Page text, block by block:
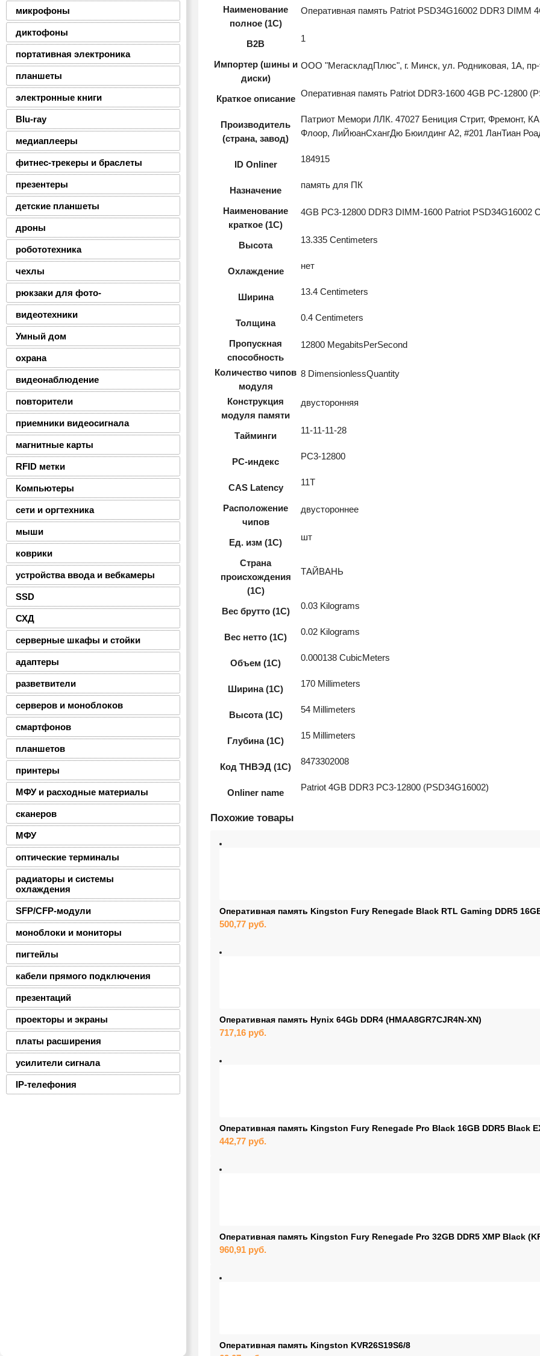
микрофоны
диктофоны
портативная электроника
планшеты
электронные книги
Blu-ray
медиаплееры
фитнес-трекеры и браслеты
презентеры
детские планшеты
дроны
робототехника
чехлы
рюкзаки для фото-
видеотехники
Умный дом
охрана
видеонаблюдение
повторители
приемники видеосигнала
магнитные карты
RFID метки
Компьютеры
сети и оргтехника
мыши
коврики
устройства ввода и вебкамеры
SSD
СХД
серверные шкафы и стойки
адаптеры
разветвители
серверов и моноблоков
смартфонов
планшетов
принтеры
МФУ и расходные материалы
сканеров
МФУ
оптические терминалы
радиаторы и системы
охлаждения
SFP/CFP-модули
моноблоки и мониторы
пигтейлы
кабели прямого подключения
презентаций
проекторы и экраны
платы расширения
усилители сигнала
IP-телефония
Наименование
полное (1С)
Оперативная память Patriot PSD34G16002 DDR3 DIMM
B2B
1
Импортер (шины и
диски)
ООО "МегаскладПлюс", г. Минск, ул. Родниковая, 1А,
Краткое описание
Оперативная память Patriot DDR3-1600 4GB PC-12800
Производитель
(страна, завод)
Патриот Мемори ЛЛК. 47027 Бениция Стрит, Фремонт,
Флоор, ЛиЙюанСхангДю Бюилдинг А2, #201 ЛанТиан
ID Onliner
184915
Назначение
память для ПК
Наименование
краткое (1C)
4GB PC3-12800 DDR3 DIMM-1600 Patriot PSD34G16002
Высота
13.335 Centimeters
Охлаждение
нет
Ширина
13.4 Centimeters
Толщина
0.4 Centimeters
Пропускная
способность
12800 MegabitsPerSecond
Количество чипов
модуля
8 DimensionlessQuantity
Конструкция
модуля памяти
двусторонняя
Тайминги
11-11-11-28
PC-индекс
PC3-12800
CAS Latency
11T
Расположение
чипов
двустороннее
Ед. изм (1С)
шт
Страна
происхождения
(1С)
ТАЙВАНЬ
Вес брутто (1С)
0.03 Kilograms
Вес нетто (1С)
0.02 Kilograms
Объем (1С)
0.000138 CubicMeters
Ширина (1С)
170 Millimeters
Высота (1С)
54 Millimeters
Глубина (1С)
15 Millimeters
Код ТНВЭД (1С)
8473302008
Onliner name
Patriot 4GB DDR3 PC3-12800 (PSD34G16002)
Похожие товары
Оперативная память Kingston Fury Renegade Black RTL Gaming DDR5
500,77 руб.
Оперативная память Hynix 64Gb DDR4 (HMAA8GR7CJR4N-XN)
717,16 руб.
Оперативная память Kingston Fury Renegade Pro Black 16GB DDR5 Black
442,77 руб.
Оперативная память Kingston Fury Renegade Pro 32GB DDR5 XMP Black
960,91 руб.
Оперативная память Kingston KVR26S19S6/8